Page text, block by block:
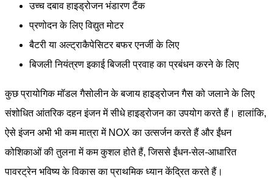
उच्च दबाव हाइड्रोजन भंडारण टैंक
प्रणोदन के लिए विद्युत मोटर
बैटरी या अल्ट्राकैपेसिटर बफर एनर्जी के लिए
बिजली नियंत्रण इकाई बिजली प्रवाह का प्रबंधन करने के लिए
कुछ प्रायोगिक मॉडल गैसोलीन के बजाय हाइड्रोजन गैस को जलाने के लिए
संशोधित आंतरिक दहन इंजन में सीधे हाइड्रोजन का उपयोग करते हैं। हालांकि,
ऐसे इंजन अभी भी कम मात्रा में NOX का उत्सर्जन करते हैं और ईंधन
कोशिकाओं की तुलना में कम कुशल होते हैं, जिससे ईंधन-सेल-आधारित
पावरट्रेन भविष्य के विकास का प्राथमिक ध्यान केंद्रित करते हैं।